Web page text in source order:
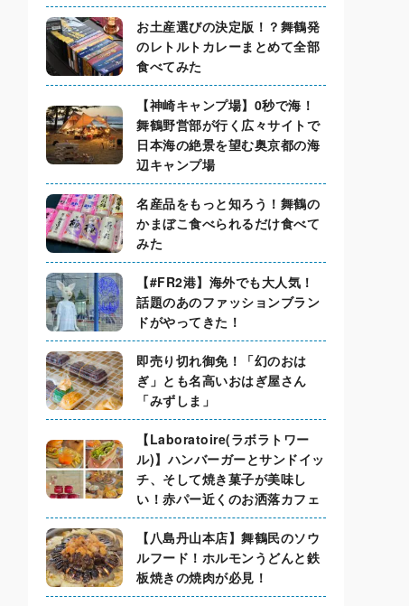
お土産選びの決定版！？舞鶴発
のレトルトカレーまとめて全部
食べてみた
【神崎キャンプ場】0秒で海！
舞鶴野営部が行く広々サイトで
日本海の絶景を望む奥京都の海
辺キャンプ場
名産品をもっと知ろう！舞鶴の
かまぼこ食べられるだけ食べて
みた
【#FR2港】海外でも大人気！
話題のあのファッションブラン
ドがやってきた！
即売り切れ御免！「幻のおは
ぎ」とも名高いおはぎ屋さん
「みずしま」
【Laboratoire(ラボラトワー
ル)】ハンバーガーとサンドイッ
チ、そして焼き菓子が美味し
い！赤パー近くのお洒落カフェ
【八島丹山本店】舞鶴民のソウ
ルフード！ホルモンうどんと鉄
板焼きの焼肉が必見！